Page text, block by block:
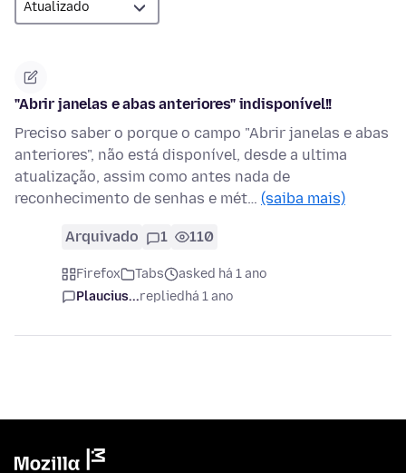
"Abrir janelas e abas anteriores" indisponível!!
Preciso saber o porque o campo "Abrir janelas e abas
anteriores", não está disponível, desde a ultima
atualização, assim como antes nada de
reconhecimento de senhas e mét… (saiba mais)
Arquivado 1 110
Firefox Tabs
asked há 1 ano
Plaucius...repliedhá 1 ano